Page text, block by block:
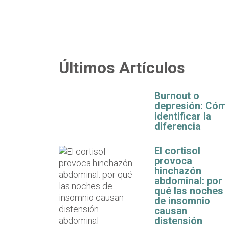
Últimos Artículos
Burnout o
depresión:
identificar la
diferencia
El cortisol
provoca
hinchazón
abdominal: por
qué las noches
de insomnio
causan
distensión